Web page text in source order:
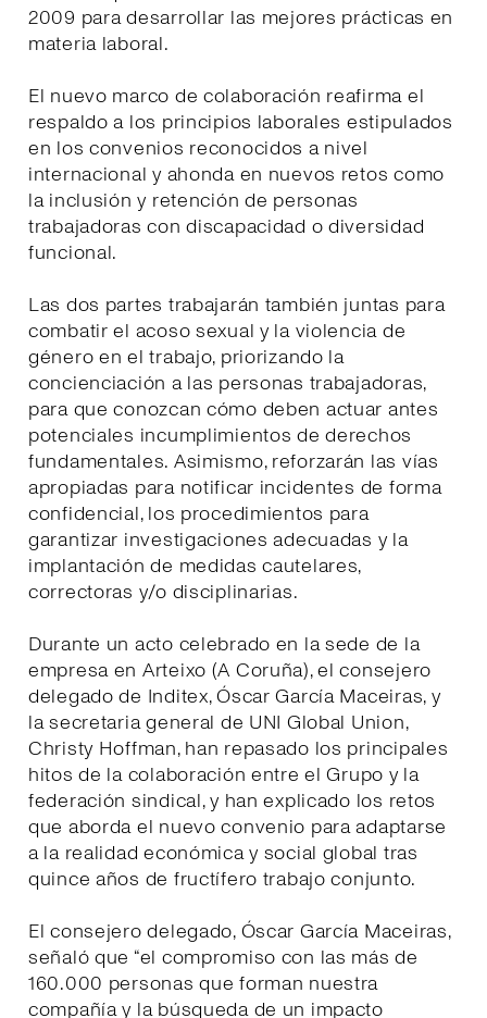
2009 para desarrollar las mejores prácticas en
materia laboral.
El nuevo marco de colaboración reafirma el
respaldo a los principios laborales estipulados
en los convenios reconocidos a nivel
internacional y ahonda en nuevos retos como
la inclusión y retención de personas
trabajadoras con discapacidad o diversidad
funcional.
Las dos partes trabajarán también juntas para
combatir el acoso sexual y la violencia de
género en el trabajo, priorizando la
concienciación a las personas trabajadoras,
para que conozcan cómo deben actuar antes
potenciales incumplimientos de derechos
fundamentales. Asimismo, reforzarán las vías
apropiadas para notificar incidentes de forma
confidencial, los procedimientos para
garantizar investigaciones adecuadas y la
implantación de medidas cautelares,
correctoras y/o disciplinarias.
Durante un acto celebrado en la sede de la
empresa en Arteixo (A Coruña), el consejero
delegado de Inditex, Óscar García Maceiras, y
la secretaria general de UNI Global Union,
Christy Hoffman, han repasado los principales
hitos de la colaboración entre el Grupo y la
federación sindical, y han explicado los retos
que aborda el nuevo convenio para adaptarse
a la realidad económica y social global tras
quince años de fructífero trabajo conjunto.
El consejero delegado, Óscar García Maceiras,
señaló que “el compromiso con las más de
160.000 personas que forman nuestra
compañía y la búsqueda de un impacto